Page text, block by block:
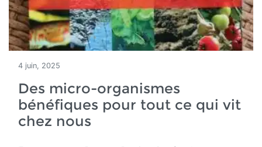
4 juin, 2025
Des micro-organismes
bénéfiques pour tout ce qui vit
chez nous